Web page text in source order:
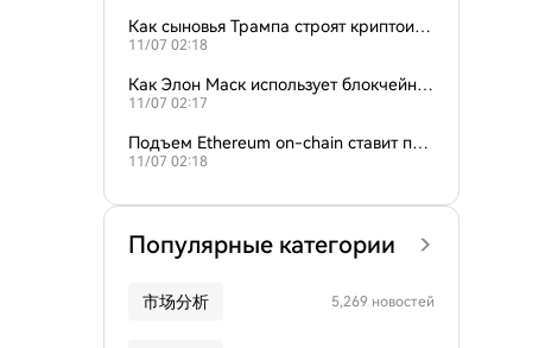
Как сыновья Трампа строят криптоим
перию?
11/07 02:18
Как Элон Маск использует блокчейн и
ли криптовалюты в своих компаниях?
11/07 02:17
Подъем Ethereum on-chain ставит под
угрозу доминирование Bitcoin?
11/07 02:18
Популярные категории
市场分析 5,269 новостей